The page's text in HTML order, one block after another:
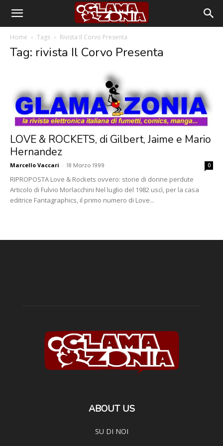
Home Tags Rivista Il Corvo Presenta
Tag: rivista Il Corvo Presenta
LOVE & ROCKETS, di Gilbert, Jaime e Mario
Hernandez
Marcello Vaccari - 18 Marzo 1999 0
RIPROPOSTA Love & Rockets ovvero: storie di donne perdute
Articolo di Fulvio Morlacchini Nel luglio del 1982 uscì, per la casa
editrice Fantagraphics, il primo numero di Love...
ABOUT US
SU DI NOI